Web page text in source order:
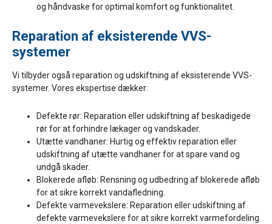
og håndvaske for optimal komfort og funktionalitet.
Reparation af eksisterende VVS-
systemer
Vi tilbyder også reparation og udskiftning af eksisterende VVS-
systemer. Vores ekspertise dækker:
Defekte rør: Reparation eller udskiftning af beskadigede
rør for at forhindre lækager og vandskader.
Utætte vandhaner: Hurtig og effektiv reparation eller
udskiftning af utætte vandhaner for at spare vand og
undgå skader.
Blokerede afløb: Rensning og udbedring af blokerede afløb
for at sikre korrekt vandafledning.
Defekte varmevekslere: Reparation eller udskiftning af
defekte varmevekslere for at sikre korrekt varmefordeling